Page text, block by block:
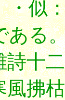
似
ある
詩十
風拂